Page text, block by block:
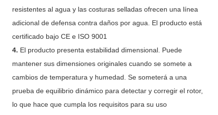
resistentes al agua y las costuras selladas ofrecen una línea
adicional de defensa contra daños por agua. El producto está
certificado bajo CE e ISO 9001
4. El producto presenta estabilidad dimensional. Puede
mantener sus dimensiones originales cuando se somete a
cambios de temperatura y humedad. Se someterá a una
prueba de equilibrio dinámico para detectar y corregir el rotor,
lo que hace que cumpla los requisitos para su uso